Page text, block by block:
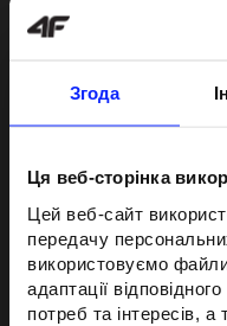
Згода
Ця веб-сторінка
Цей веб-сайт
передачу
використовуємо
адаптації
потреб та інтересів,